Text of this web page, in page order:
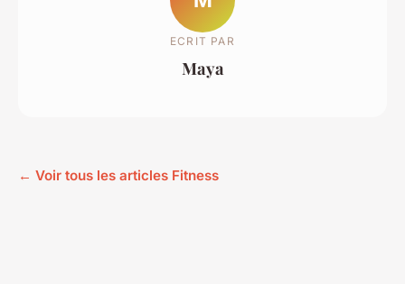
ECRIT PAR
Maya
← Voir tous les articles Fitness